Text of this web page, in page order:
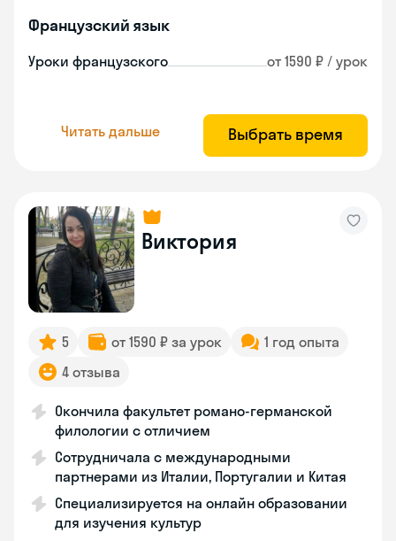
Французский язык
Уроки французского от 1590 ₽ / урок
Читать дальше Выбрать время
Виктория
5 от 1590 ₽ за урок
1 год опыта
4 отзыва
Окончила факультет романо-германской
филологии с отличием
Сотрудничала с международными
партнерами из Италии, Португалии и Китая
Специализируется на онлайн образовании
для изучения культур